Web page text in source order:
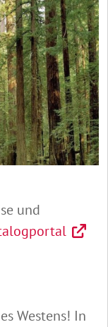
und
Westens! In